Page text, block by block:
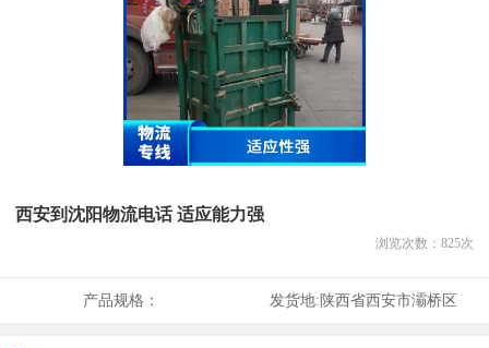
西安到沈阳物流电话 适应能力强
浏览次数： 825次
产品规格： 发货地:陕西省西安市灞桥区